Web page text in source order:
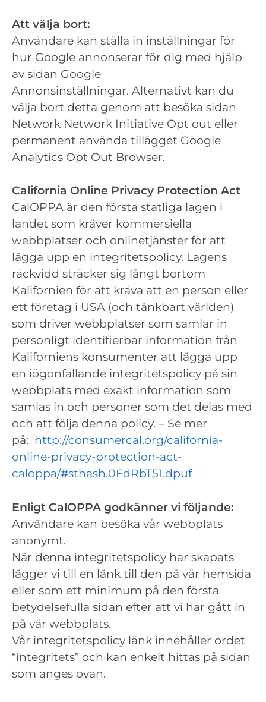
Att välja bort:
Användare kan ställa in inställningar för
hur Google annonserar för dig med hjälp
av sidan Google
Annonsinställningar. Alternativt kan du
välja bort detta genom att besöka sidan
Network Network Initiative Opt out eller
permanent använda tillägget Google
Analytics Opt Out Browser.
California Online Privacy Protection Act
CalOPPA är den första statliga lagen i
landet som kräver kommersiella
webbplatser och onlinetjänster för att
lägga upp en integritetspolicy. Lagens
räckvidd sträcker sig långt bortom
Kalifornien för att kräva att en person eller
ett företag i USA (och tänkbart världen)
som driver webbplatser som samlar in
personligt identifierbar information från
Kaliforniens konsumenter att lägga upp
en iögonfallande integritetspolicy på sin
webbplats med exakt information som
samlas in och personer som det delas med
och att följa denna policy. – Se mer
på: http://consumercal.org/california-
online-privacy-protection-act-
caloppa/#sthash.0FdRbT51.dpuf
Enligt CalOPPA godkänner vi följande:
Användare kan besöka vår webbplats
anonymt.
När denna integritetspolicy har skapats
lägger vi till en länk till den på vår hemsida
eller som ett minimum på den första
betydelsefulla sidan efter att vi har gått in
på vår webbplats.
Vår integritetspolicy länk innehåller ordet
“integritets” och kan enkelt hittas på sidan
som anges ovan.